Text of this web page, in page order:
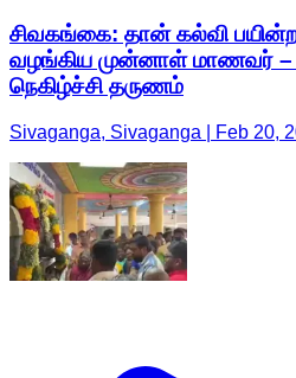
சிவகங்கை: தான் கல்வி பயின்ற
வழங்கிய முன்னாள் மாணவர் –
நெகிழ்ச்சி தருணம்
Sivaganga, Sivaganga | Feb 20,